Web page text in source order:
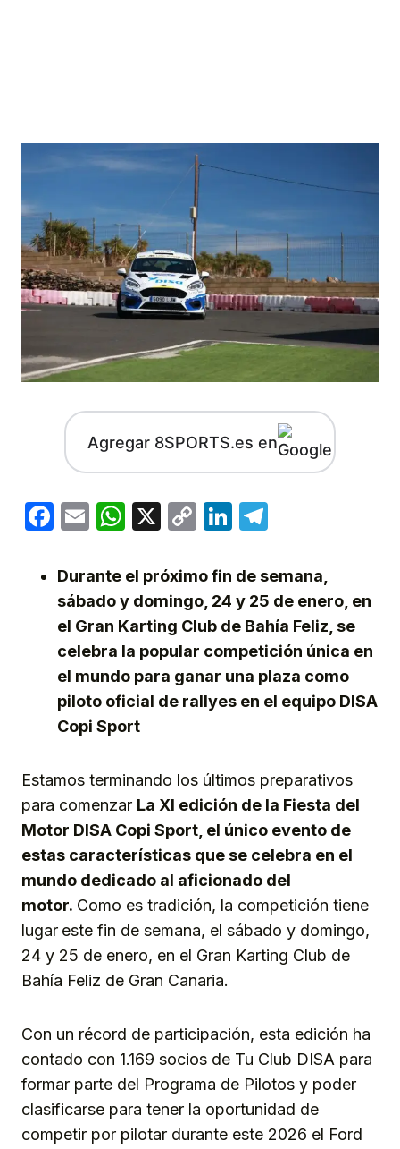
Agregar 8SPORTS.es en
Facebook
EmailWhatsApp
X
CopyLinkedIn
Durante el próximo fin de semana,
sábado y domingo, 24 y 25 de enero, en
el Gran Karting Club de Bahía Feliz, se
celebra la popular competición única en
el mundo para ganar una plaza como
piloto oficial de rallyes en el equipo DISA
Copi Sport
Estamos terminando los últimos preparativos
para comenzar La XI edición de la Fiesta del
Motor DISA Copi Sport, el único evento de
estas características que se celebra en el
mundo dedicado al aficionado del
motor. Como es tradición, la competición tiene
lugar este fin de semana, el sábado y domingo,
24 y 25 de enero, en el Gran Karting Club de
Bahía Feliz de Gran Canaria.
Con un récord de participación, esta edición ha
contado con 1.169 socios de Tu Club DISA para
formar parte del Programa de Pilotos y poder
clasificarse para tener la oportunidad de
competir por pilotar durante este 2026 el Ford